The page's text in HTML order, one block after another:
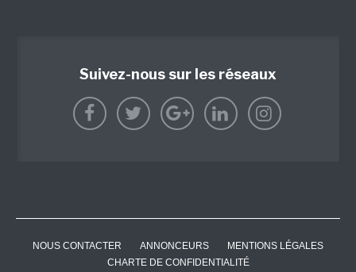
Suivez-nous sur les réseaux
NOUS CONTACTER ANNONCEURS
MENTIONS LÉGALES
CHARTE DE CONFIDENTIALITÉ